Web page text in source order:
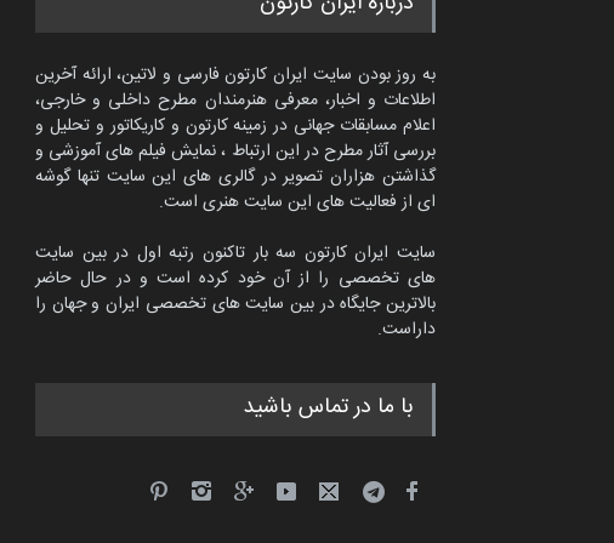
به روز بودن سایت ایران کارتون فارسی و لاتین، ارائه آخرین
اطلاعات و اخبار، معرفی هنرمندان مطرح داخلی و خارجی،
اعلام مسابقات جهانی در زمینه کارتون و کاریکاتور و تحلیل و
بررسی آثار مطرح در این ارتباط ، نمایش فیلم های آموزشی و
گذاشتن هزاران تصویر در گالری های این سایت تنها گوشه
ای از فعالیت های این سایت هنری است.
سایت ایران کارتون سه بار تاکنون رتبه اول در بین سایت
های تخصصی را از آن خود کرده است و در حال حاضر
بالاترین جایگاه در بین سایت های تخصصی ایران و جهان را
داراست.
با ما در تماس باشید
سعد المهندی از قطر
سیاسی